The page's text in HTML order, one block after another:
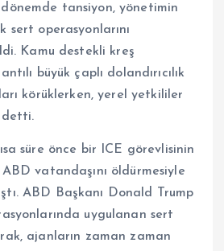
tansiyon, yönetimin
sert operasyonlarını
Kamu destekli kreş
büyük çaplı dolandırıcılık
körüklerken, yerel yetkililer
süre önce bir ICE görevlisinin
vatandaşını öldürmesiyle
ABD Başkanı Donald Trump
uygulanan sert
ajanların zaman zaman